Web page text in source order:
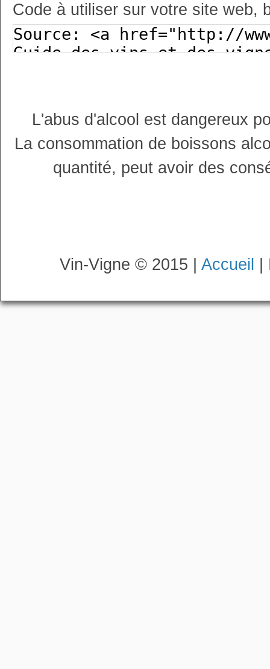
Code à utiliser sur votre site web,
L'abus d'alcool est dangereux
La consommation de boissons
quantité, peut avoir des
Vin-Vigne © 2015 | Accueil